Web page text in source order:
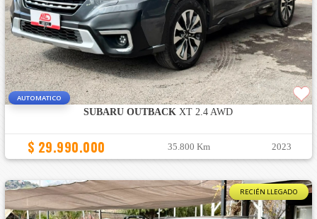
AUTOMATICO
SUBARU OUTBACK XT 2.4 AWD
$ 29.990.000 35.800 Km 2023
RECIÉN LLEGADO